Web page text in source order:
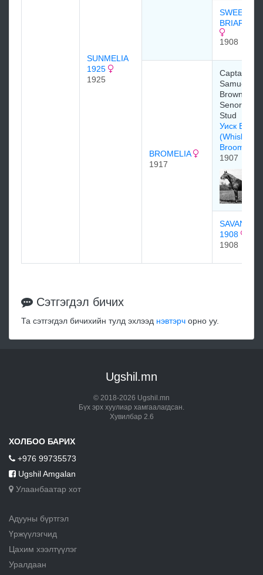
SUNMELIA
1925
1925
SWEET
BRIAR
1908
BROMELIA
1917
Captain
Samuel S.
Brown,
Senorita
Stud
Уиск Брум
(Whisk
Broom)
1907
SAVANNAH
1908
1908
Сэтгэгдэл бичих
Та сэтгэгдэл бичихийн тулд эхлээд нэвтэрч орно уу.
Ugshil.mn
© 2018-2026 Ugshil.mn
Бүх эрх хуулиар хамгаалагдсан.
Хувилбар 2.6
ХОЛБОО БАРИХ
+976 99735573
Ugshil Amgalan
Улаанбаатар хот
Адууны бүртгэл
Үржүүлэгчид
Цахим хээлтүүлэг
Уралдаан